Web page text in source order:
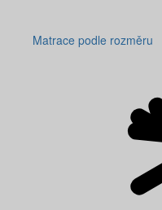
Matrace podle rozměru